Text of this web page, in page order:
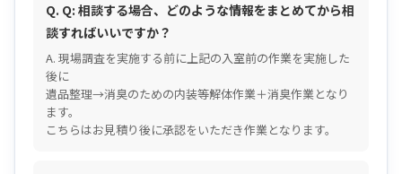
Q. Q: 相談する場合、どのような情報をまとめてから相
談すればいいですか？
A. 現場調査を実施する前に上記の入室前の作業を実施した
後に
遺品整理→消臭のための内装等解体作業＋消臭作業となり
ます。
こちらはお見積り後に承認をいただき作業となります。